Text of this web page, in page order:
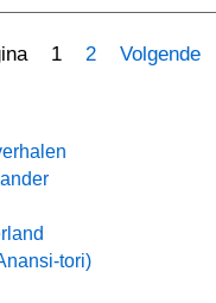
12 Volgende
tori)